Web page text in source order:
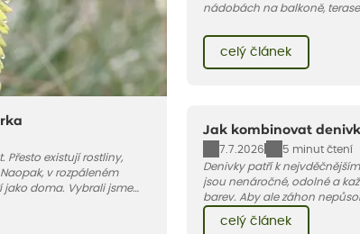
Přesto existují rostliny,
v rozpáleném
jako doma. Vybrali jsme
zvládnou horké a suché
se podívat, které to jsou.
nádobách na balkoně,
pár základních pravidel. V
celý článek
Jak kombinovat
7.7.2026
5 minut čtení
Denivky patří k
jsou nenáročné, odolné a
barev. Aby ale záhon
doplnit vhodnými sousedy. V
jakými trvalkami a travinami
celý článek